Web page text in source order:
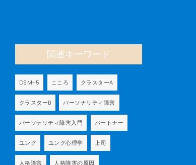
関連キーワード
DSM-5 こころ クラスターA
クラスターB パーソナリティ障害
パーソナリティ障害入門 パートナー
ユング ユング心理学 上司
人格障害 人格障害の原因